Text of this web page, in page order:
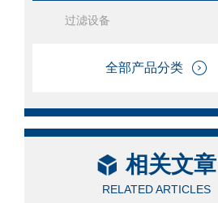
过滤设备
全部产品分类
相关文章
RELATED ARTICLES